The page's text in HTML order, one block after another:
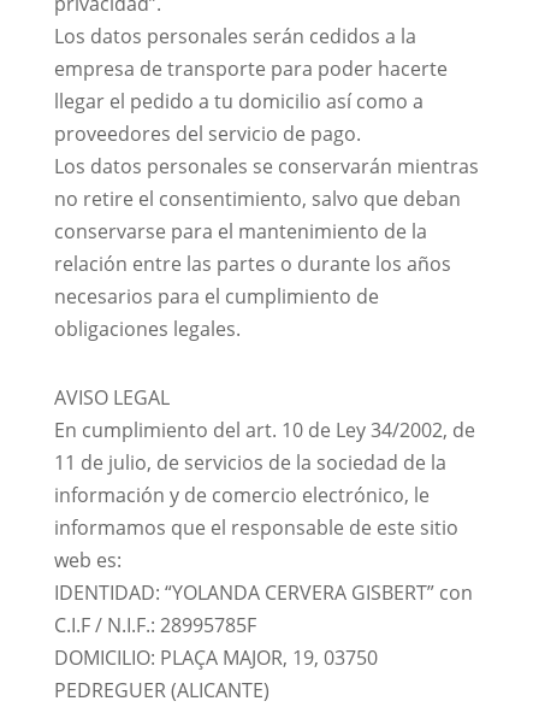
Los datos personales serán cedidos a la
empresa de transporte para poder hacerte
llegar el pedido a tu domicilio así como a
proveedores del servicio de pago.
Los datos personales se conservarán mientras
no retire el consentimiento, salvo que deban
conservarse para el mantenimiento de la
relación entre las partes o durante los años
necesarios para el cumplimiento de
obligaciones legales.
AVISO LEGAL
En cumplimiento del art. 10 de Ley 34/2002, de
11 de julio, de servicios de la sociedad de la
información y de comercio electrónico, le
informamos que el responsable de este sitio
web es:
IDENTIDAD: “YOLANDA CERVERA GISBERT” con
C.I.F / N.I.F.: 28995785F
DOMICILIO: PLAÇA MAJOR, 19, 03750
PEDREGUER (ALICANTE)